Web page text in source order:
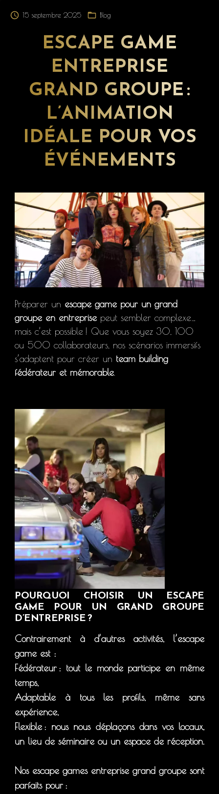
15 septembre 2025 Blog
ESCAPE GAME
ENTREPRISE
GRAND GROUPE :
L’ANIMATION
IDÉALE POUR VOS
ÉVÉNEMENTS
Préparer un escape game pour un grand
groupe en entreprise peut sembler complexe…
mais c’est possible ! Que vous soyez 30, 100
ou 500 collaborateurs, nos scénarios immersifs
s’adaptent pour créer un team building
fédérateur et mémorable.
POURQUOI CHOISIR UN ESCAPE
GAME POUR UN GRAND GROUPE
D’ENTREPRISE ?
Contrairement à d’autres activités, l’escape
game est :
Fédérateur : tout le monde participe en même
temps,
Adaptable à tous les profils, même sans
expérience,
Flexible : nous nous déplaçons dans vos locaux,
un lieu de séminaire ou un espace de réception.
Nos escape games entreprise grand groupe sont
parfaits pour :